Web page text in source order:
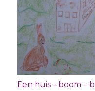
Een huis – boom –